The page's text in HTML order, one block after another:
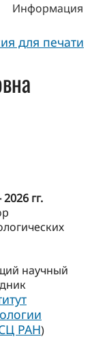
Информация
для печати
2026 гг.
научный
РАН)